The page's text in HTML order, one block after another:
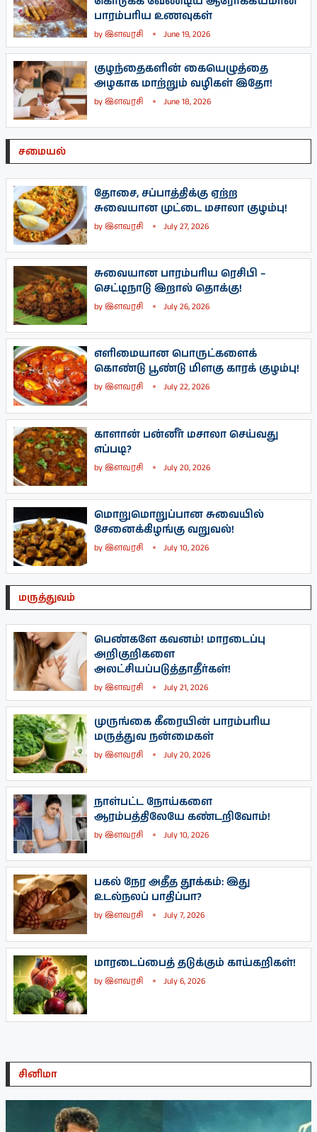
பாரம்பரிய உணவுகள்
byஇளவரசி June 19, 2026
குழந்தைகளின் கையெழுத்தை
அழகாக மாற்றும் வழிகள் இதோ!
byஇளவரசி June 18, 2026
சமையல்
தோசை, சப்பாத்திக்கு ஏற்ற
சுவையான முட்டை மசாலா குழம்பு!
byஇளவரசி July 27, 2026
சுவையான பாரம்பரிய ரெசிபி –
செட்டிநாடு இறால் தொக்கு!
byஇளவரசி July 26, 2026
எளிமையான பொருட்களைக்
கொண்டு பூண்டு மிளகு காரக் குழம்பு!
byஇளவரசி July 22, 2026
காளான் பன்னீர் மசாலா செய்வது
எப்படி?
byஇளவரசி July 20, 2026
மொறுமொறுப்பான சுவையில்
சேனைக்கிழங்கு வறுவல்!
byஇளவரசி July 10, 2026
மருத்துவம்
பெண்களே கவனம்! மாரடைப்பு
அறிகுறிகளை
அலட்சியப்படுத்தாதீர்கள்!
byஇளவரசி July 21, 2026
முருங்கை கீரையின் பாரம்பரிய
மருத்துவ நன்மைகள்
byஇளவரசி July 20, 2026
நாள்பட்ட நோய்களை
ஆரம்பத்திலேயே கண்டறிவோம்!
byஇளவரசி July 10, 2026
பகல் நேர அதீத தூக்கம்: இது
உடல்நலப் பாதிப்பா?
byஇளவரசி July 7, 2026
மாரடைப்பைத் தடுக்கும் காய்கறிகள்!
byஇளவரசி July 6, 2026
சினிமா